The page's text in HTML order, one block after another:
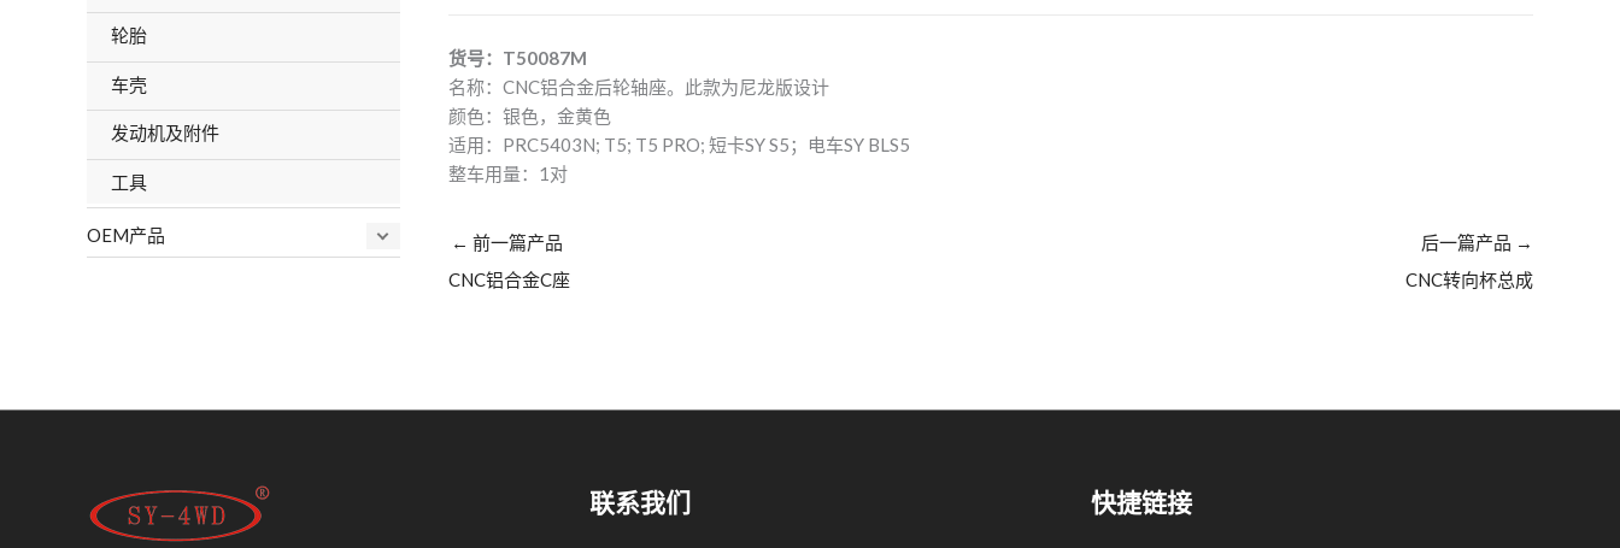
轮胎
车壳
发动机及附件
工具
OEM产品
货号：T50087M
名称：CNC铝合金后轮轴座。此款为尼龙版设计
颜色：银色，金黄色
适用：PRC5403N; T5; T5 PRO; 短卡SY S5；电车SY BLS5
整车用量：1对
← 前一篇产品
CNC铝合金C座
后一篇产品 →
CNC转向杯总成
联系我们 快捷链接